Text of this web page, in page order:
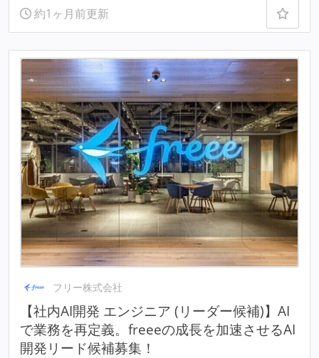
約1ヶ月前更新
フリー株式会社
【社内AI開発 エンジニア (リーダー候補)】AI
で業務を再定義。freeeの成長を加速させるAI
開発リード候補募集！